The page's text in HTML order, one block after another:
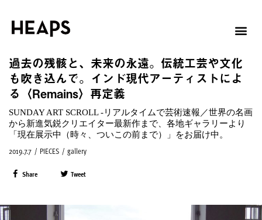
過去の残骸と、未来の永遠。伝統工芸や文化
も吹き込んで。インド現代アーティストによ
る〈Remains〉再定義
SUNDAY ART SCROLL -リアルタイムで芸術速報／世界の名画
から新進気鋭クリエイター最新作まで、各地ギャラリーより
「現在展示中（時々、ついこの前まで）」をお届け中。
2019.7.7 / PIECES / gallery
Share Tweet